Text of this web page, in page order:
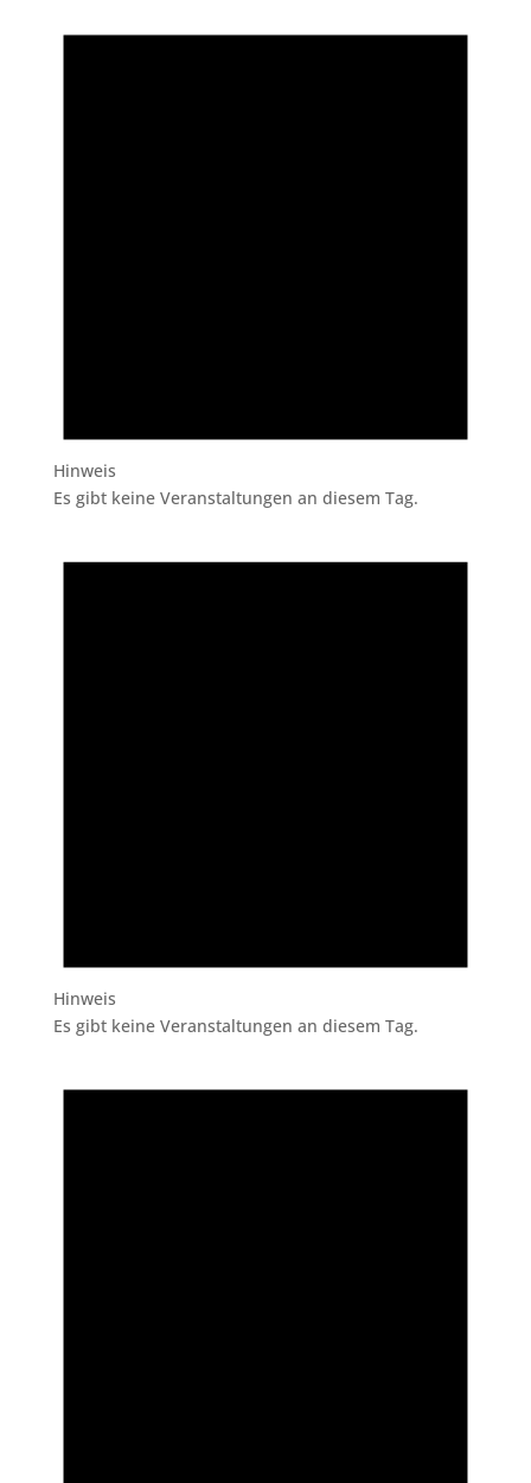
Hinweis
Es gibt keine Veranstaltungen an diesem Tag.
Hinweis
Es gibt keine Veranstaltungen an diesem Tag.